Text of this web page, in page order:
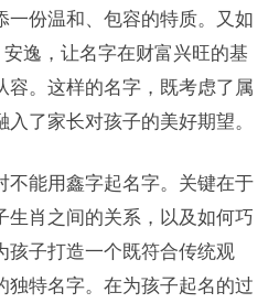
一份温和、包容的特质。又如
安逸，让名字在财富兴旺的基
容。这样的名字，既考虑了属
了家长对孩子的美好期望。
不能用鑫字起名字。关键在于
生肖之间的关系，以及如何巧
孩子打造一个既符合传统观
独特名字。在为孩子起名的过